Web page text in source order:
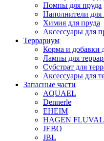
Помпы для пруда
Наполнители для
Химия для пруда
Аксессуары для
Террариум
Корма и добавки
Лампы для
Субстрат для
Аксессуары для
Запасные части
AQUAEL
Dennerle
EHEIM
HAGEN FLUVAL
JEBO
JBL